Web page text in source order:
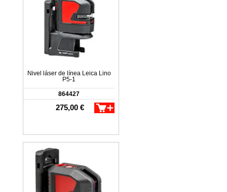
Nivel láser de línea Leica Lino
P5-1
864427
275,00 €